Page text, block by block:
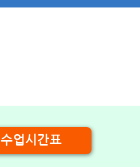
수업시간표